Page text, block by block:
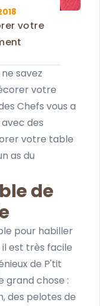
votre
savez
votre
Chefs vous a
des
votre table
as du
de
pour habiller
il est très facile
de P'tit
grand chose :
des pelotes de